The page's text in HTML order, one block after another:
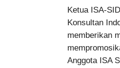
Ketua ISA-
Konsultan
memberikan
Anggota ISA